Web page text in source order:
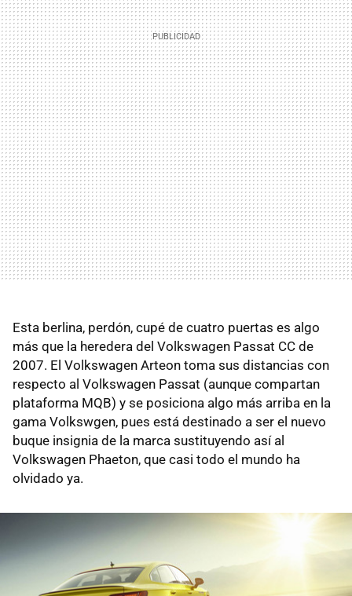
Esta berlina, perdón, cupé de cuatro puertas es algo
más que la heredera del Volkswagen Passat CC de
2007. El Volkswagen Arteon toma sus distancias con
respecto al Volkswagen Passat (aunque compartan
plataforma MQB) y se posiciona algo más arriba en la
gama Volkswgen, pues está destinado a ser el nuevo
buque insignia de la marca sustituyendo así al
Volkswagen Phaeton, que casi todo el mundo ha
olvidado ya.